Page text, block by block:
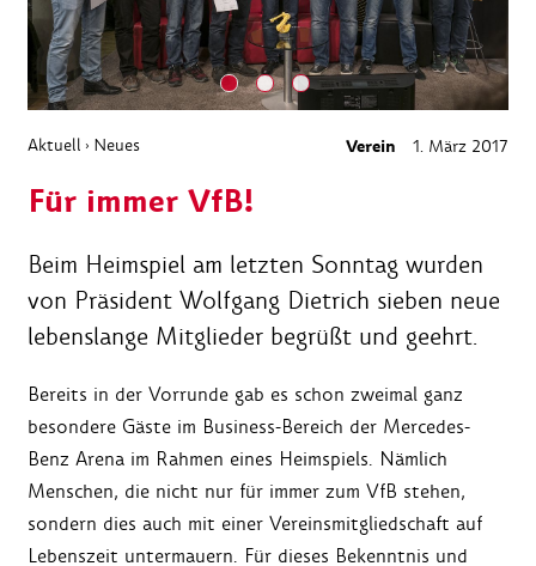
Aktuell › Neues Verein 1. März 2017
Für immer VfB!
Beim Heimspiel am letzten Sonntag wurden
von Präsident Wolfgang Dietrich sieben neue
lebenslange Mitglieder begrüßt und geehrt.
Bereits in der Vorrunde gab es schon zweimal ganz
besondere Gäste im Business-Bereich der Mercedes-
Benz Arena im Rahmen eines Heimspiels. Nämlich
Menschen, die nicht nur für immer zum VfB stehen,
sondern dies auch mit einer Vereinsmitgliedschaft auf
Lebenszeit untermauern. Für dieses Bekenntnis und